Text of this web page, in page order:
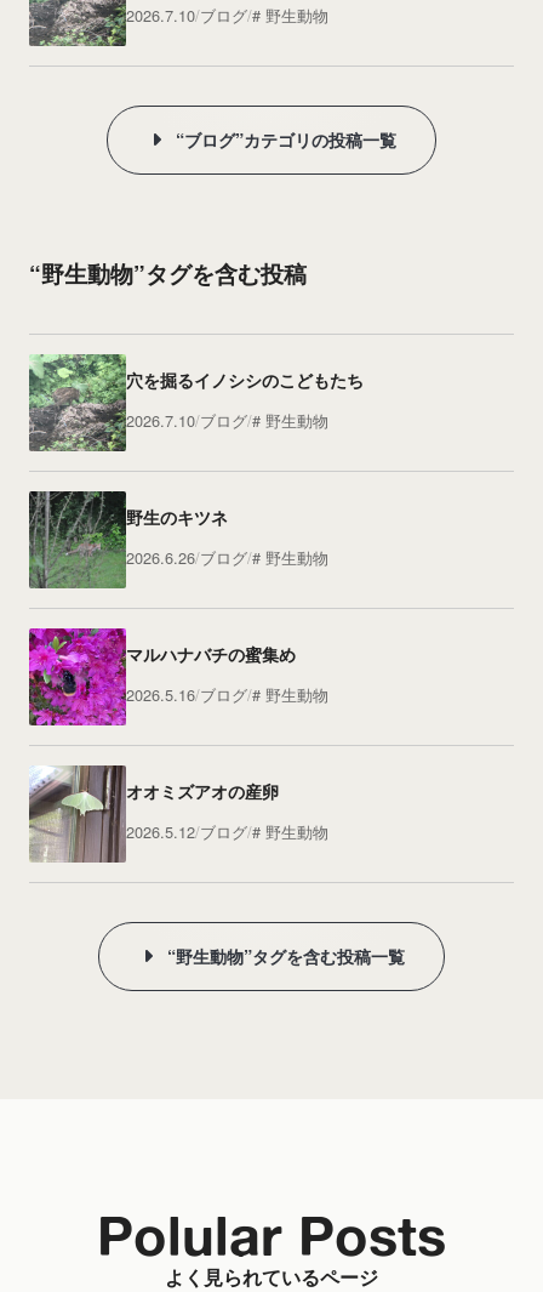
2026.7.10 ブログ 野生動物
“ブログ”カテゴリの投稿一覧
“野生動物”タグを含む投稿
穴を掘るイノシシのこどもたち
2026.7.10 ブログ 野生動物
野生のキツネ
2026.6.26 ブログ 野生動物
マルハナバチの蜜集め
2026.5.16 ブログ 野生動物
オオミズアオの産卵
2026.5.12 ブログ 野生動物
“野生動物”タグを含む投稿一覧
よく見られているページ
Polular Posts